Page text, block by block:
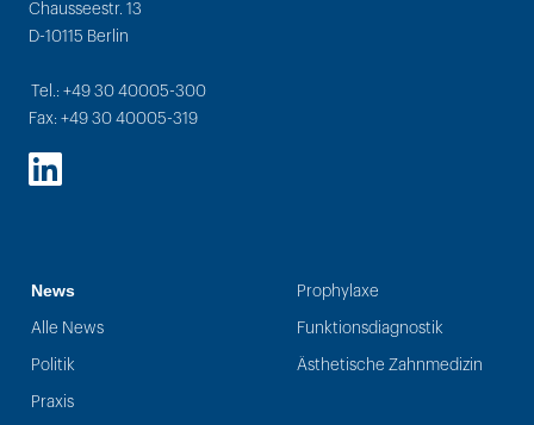
Chausseestr. 13
D-10115 Berlin
Tel.: +49 30 40005-300
Fax: +49 30 40005-319
LinkedIn
News
Alle News
Politik
Praxis
Prophylaxe
Funktionsdiagnostik
Ästhetische Zahnmedizin